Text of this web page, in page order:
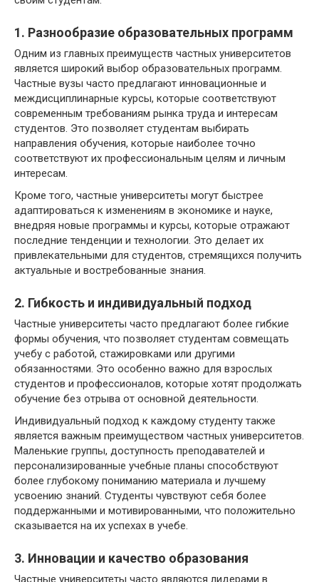
1. Разнообразие образовательных программ
Одним из главных преимуществ частных университетов
является широкий выбор образовательных программ.
Частные вузы часто предлагают инновационные и
междисциплинарные курсы, которые соответствуют
современным требованиям рынка труда и интересам
студентов. Это позволяет студентам выбирать
направления обучения, которые наиболее точно
соответствуют их профессиональным целям и личным
интересам.
Кроме того, частные университеты могут быстрее
адаптироваться к изменениям в экономике и науке,
внедряя новые программы и курсы, которые отражают
последние тенденции и технологии. Это делает их
привлекательными для студентов, стремящихся получить
актуальные и востребованные знания.
2. Гибкость и индивидуальный подход
Частные университеты часто предлагают более гибкие
формы обучения, что позволяет студентам совмещать
учебу с работой, стажировками или другими
обязанностями. Это особенно важно для взрослых
студентов и профессионалов, которые хотят продолжать
обучение без отрыва от основной деятельности.
Индивидуальный подход к каждому студенту также
является важным преимуществом частных университетов.
Маленькие группы, доступность преподавателей и
персонализированные учебные планы способствуют
более глубокому пониманию материала и лучшему
усвоению знаний. Студенты чувствуют себя более
поддержанными и мотивированными, что положительно
сказывается на их успехах в учебе.
3. Инновации и качество образования
Частные университеты часто являются лидерами в